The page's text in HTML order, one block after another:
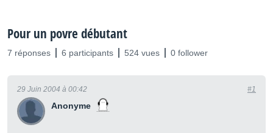
Pour un povre débutant
7 réponses 6 participants 524 vues 0 follower
Anonyme
29 Juin 2004 à 00:42 #1